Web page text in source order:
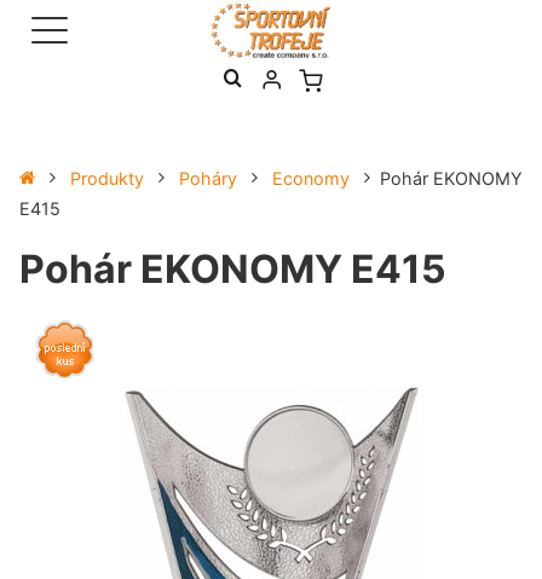
Produkty Poháry Economy
Pohár EKONOMY
E415
Pohár EKONOMY E415